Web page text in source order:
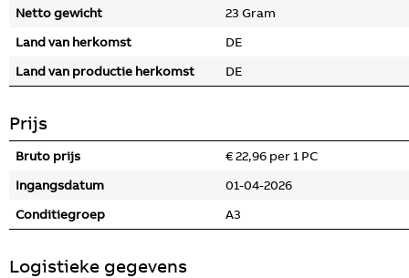
Netto gewicht
23 Gram
Land van herkomst
DE
Land van productie herkomst
DE
Prijs
Bruto prijs
€ 22,96 per 1 PC
Ingangsdatum
01-04-2026
Conditiegroep
A3
Logistieke gegevens